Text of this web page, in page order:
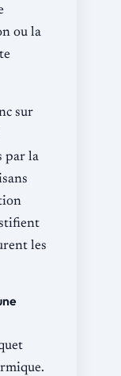
ou la
sur
par la
les